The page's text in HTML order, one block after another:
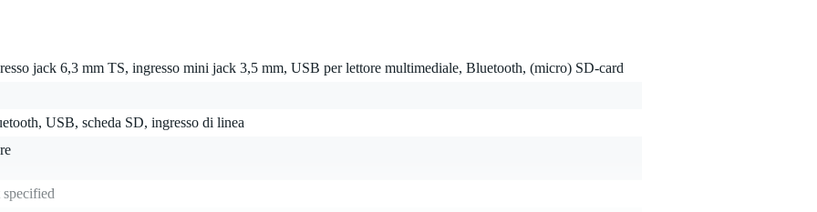
jack 6,3 mm TS, ingresso mini jack 3,5 mm, USB per lettore multimediale, Bluetooth, (micro) SD-card
USB, scheda SD, ingresso di linea
specified